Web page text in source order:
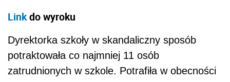
Linkdo wyroku
Dyrektorka szkoły w skandaliczny sposób
potraktowała co najmniej 11 osób
zatrudnionych w szkole. Potrafiła w obecności